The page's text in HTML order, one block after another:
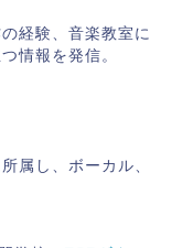
経験、音楽教室に
情報を発信。
属し、ボーカル、